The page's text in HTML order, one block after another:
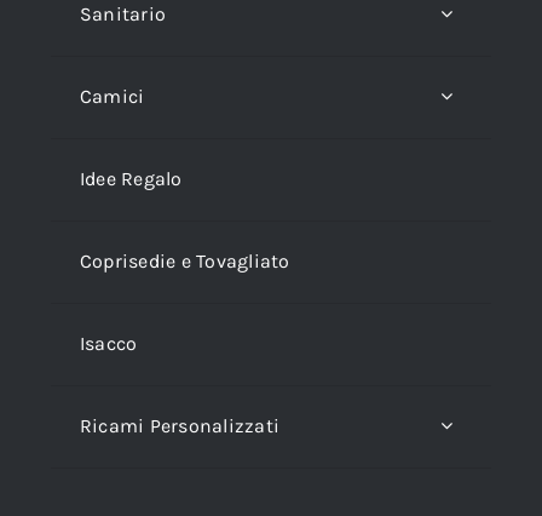
Sanitario
Camici
Idee Regalo
Coprisedie e Tovagliato
Isacco
Ricami Personalizzati